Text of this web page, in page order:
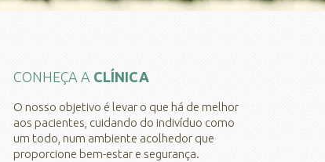
CONHEÇA A CLÍNICA
O nosso objetivo é levar o que há de melhor
aos pacientes, cuidando do indivíduo como
um todo, num ambiente acolhedor que
proporcione bem-estar e segurança.